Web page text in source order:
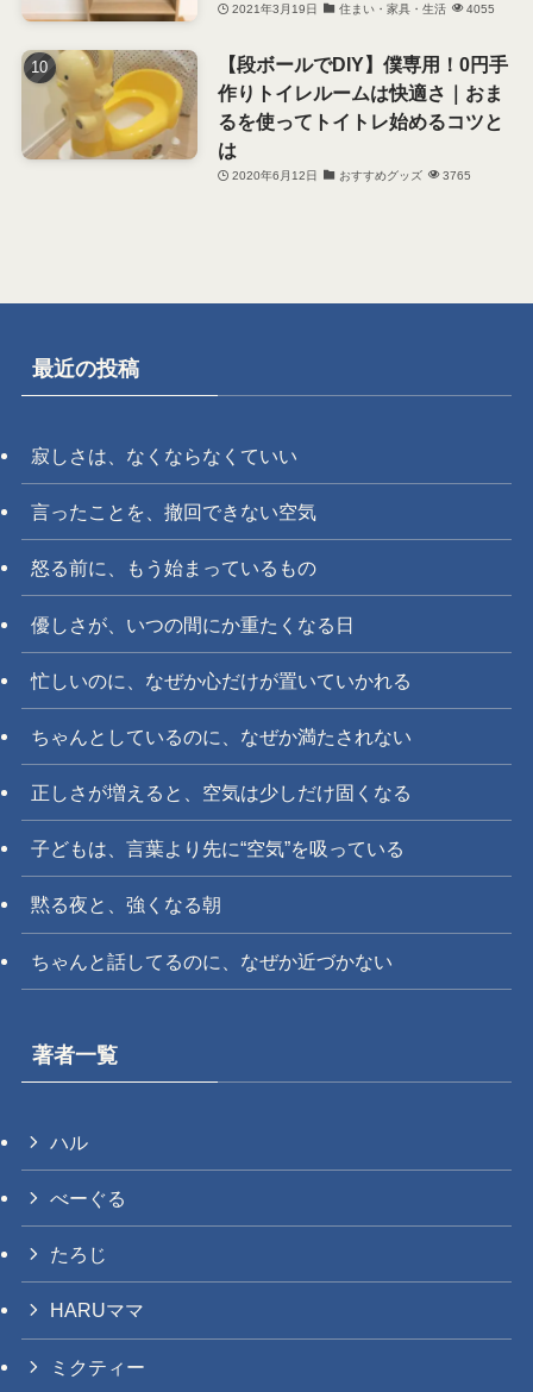
2021年3月19日 住まい・家具・生活 4055
【段ボールでDIY】僕専用！0円手
作りトイレルームは快適さ｜おま
るを使ってトイトレ始めるコツと
は
2020年6月12日 おすすめグッズ 3765
最近の投稿
寂しさは、なくならなくていい
言ったことを、撤回できない空気
怒る前に、もう始まっているもの
優しさが、いつの間にか重たくなる日
忙しいのに、なぜか心だけが置いていかれる
ちゃんとしているのに、なぜか満たされない
正しさが増えると、空気は少しだけ固くなる
子どもは、言葉より先に“空気”を吸っている
黙る夜と、強くなる朝
ちゃんと話してるのに、なぜか近づかない
著者一覧
ハル
べーぐる
たろじ
HARUママ
ミクティー